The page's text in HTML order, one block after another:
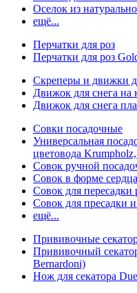
Оселок из
ещё...
Перчатки для роз
Перчатки для роз
Скреперы и движки
Движок для снега на
Движок для снега
Совки посадочные
Универсальная
цветовода
Совок ручной
Совок в форме
Совок для
Совок для пресадки
ещё...
Прививочные
Прививочный
Bernardoni)
Нож для секатора